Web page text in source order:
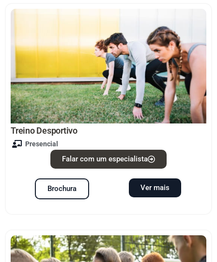
Treino Desportivo
Presencial
Falar com um especialista
Brochura Ver mais